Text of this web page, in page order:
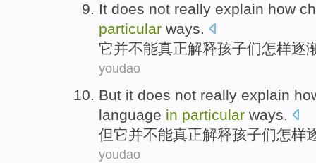
It does not really explain how
particular ways.
它并不能真正解释孩子们怎样逐
youdao
But it does not really explain
language in particular ways.
但它并不能真正解释孩子们怎样
youdao